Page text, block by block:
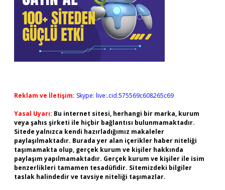
Reklam ve İletişim: Skype: live:.cid.575569c608265c69
Yasal Uyarı: Bu internet sitesi, herhangi bir marka, kurum
veya şahıs şirketi ile hiçbir bağlantısı bulunmamaktadır.
Sitede yalnızca kendi hazırladığımız makaleler
paylaşılmaktadır. Burada yer alan içerikler haber niteliği
taşımamakta olup, gerçek kurum ve kişiler hakkında
paylaşım yapılmamaktadır. Gerçek kurum ve kişiler ile isim
benzerlikleri tamamen tesadüfidir. Sitemizdeki bilgiler
taslak halindedir ve tavsiye niteliği taşımazlar.